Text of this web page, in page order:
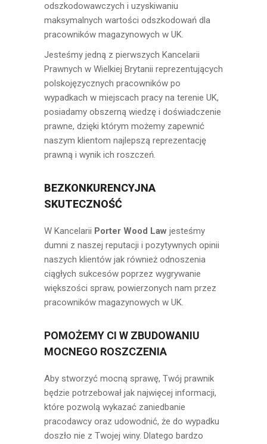
odszkodowawczych i uzyskiwaniu
maksymalnych wartości odszkodowań dla
pracowników magazynowych w UK.
Jesteśmy jedną z pierwszych Kancelarii
Prawnych w Wielkiej Brytanii reprezentujących
polskojęzycznych pracowników po
wypadkach w miejscach pracy na terenie UK,
posiadamy obszerną wiedzę i doświadczenie
prawne, dzięki którym możemy zapewnić
naszym klientom najlepszą reprezentację
prawną i wynik ich roszczeń.
BEZKONKURENCYJNA
SKUTECZNOŚĆ
W Kancelarii Porter Wood Law jesteśmy
dumni z naszej reputacji i pozytywnych opinii
naszych klientów jak również odnoszenia
ciągłych sukcesów poprzez wygrywanie
większości spraw, powierzonych nam przez
pracowników magazynowych w UK.
POMOŻEMY CI W ZBUDOWANIU
MOCNEGO ROSZCZENIA
Aby stworzyć mocną sprawę, Twój prawnik
będzie potrzebował jak najwięcej informacji,
które pozwolą wykazać zaniedbanie
pracodawcy oraz udowodnić, że do wypadku
doszło nie z Twojej winy. Dlatego bardzo